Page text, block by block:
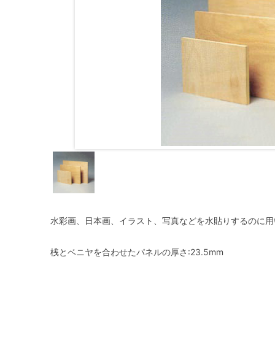
水彩画、日本画、イラスト、写真などを水貼りするのに
桟とベニヤを合わせたパネルの厚さ:23.5mm